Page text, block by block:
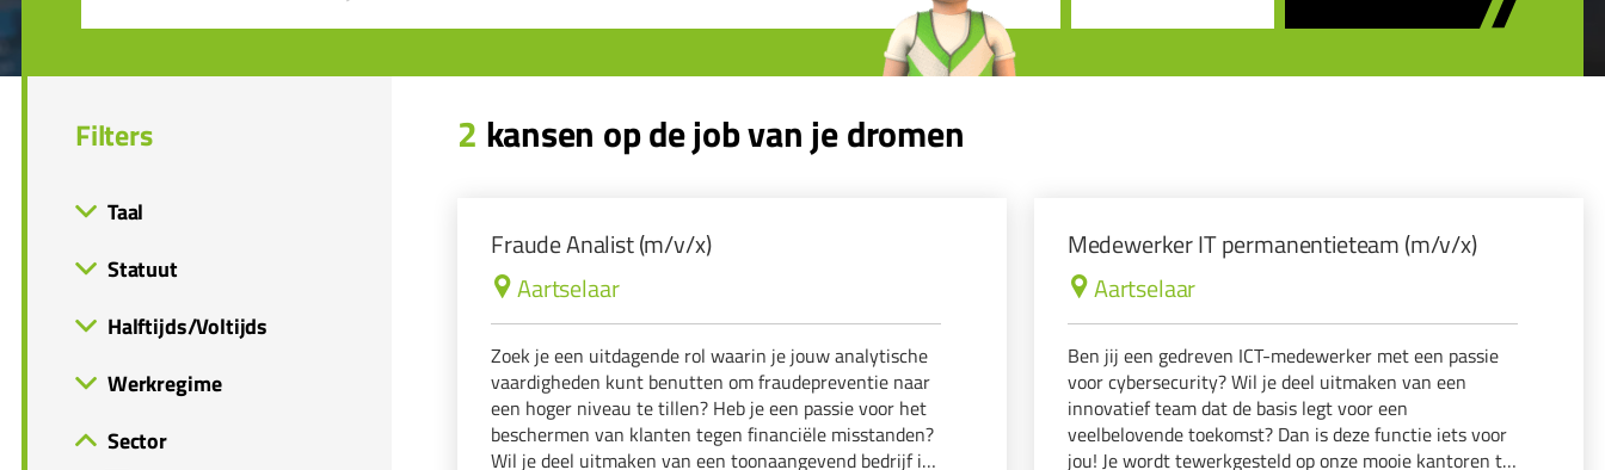
Filters
Taal
Statuut
Halftijds/Voltijds
Werkregime
Sector
2 kansen op de job van je dromen
Fraude Analist (m/v/x)
Aartselaar
Zoek je een uitdagende rol waarin je jouw analytische
vaardigheden kunt benutten om fraudepreventie naar
een hoger niveau te tillen? Heb je een passie voor het
beschermen van klanten tegen financiële misstanden?
Wil je deel uitmaken van een toonaangevend bedrijf in
Medewerker IT permanentieteam (m/v/x)
Aartselaar
Ben jij een gedreven ICT-medewerker met een passie
voor cybersecurity? Wil je deel uitmaken van een
innovatief team dat de basis legt voor een
veelbelovende toekomst? Dan is deze functie iets voor
jou! Je wordt tewerkgesteld op onze mooie kantoren te